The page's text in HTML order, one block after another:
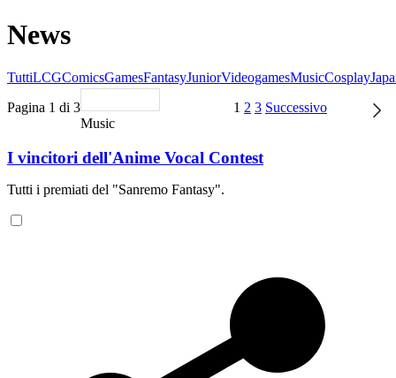
News
TuttiLCGComicsGamesFantasyJuniorVideogamesMusicCosplay
Pagina 1 di 3
1 2 3 Successivo
Music
I vincitori dell'Anime Vocal Contest
Tutti i premiati del "Sanremo Fantasy".